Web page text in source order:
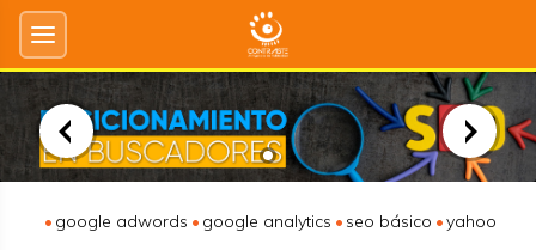
google adwords google analytics seo básico yahoo